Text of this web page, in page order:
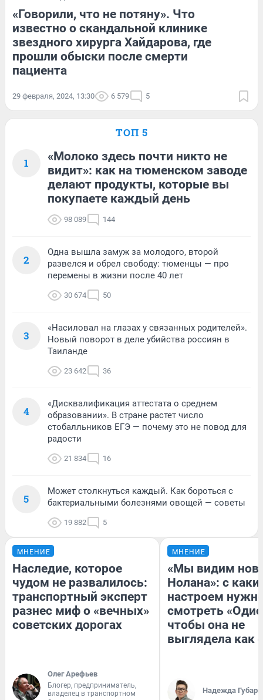
«Говорили, что не потяну». Что
известно о скандальной клинике
звездного хирурга Хайдарова, где
прошли обыски после смерти
пациента
29 февраля, 2024, 13:30 6 579 5
ТОП 5
1
«Молоко здесь почти никто не
видит»: как на тюменском заводе
делают продукты, которые вы
покупаете каждый день
98 089 144
2
Одна вышла замуж за молодого, второй
развелся и обрел свободу: тюменцы — про
перемены в жизни после 40 лет
30 674 50
3
«Насиловал на глазах у связанных родителей».
Новый поворот в деле убийства россиян в
Таиланде
23 642 36
4
«Дисквалификация аттестата о среднем
образовании». В стране растет число
стобалльников ЕГЭ — почему это не повод для
радости
21 834 16
5
Может столкнуться каждый. Как бороться с
бактериальными болезнями овощей — советы
19 882 5
МНЕНИЕ
Наследие, которое
чудом не развалилось:
транспортный эксперт
разнес миф о «вечных»
советских дорогах
Олег Арефьев
Блогер, предприниматель,
владелец в транспортном
МНЕНИЕ
«Мы видим
Нолана»: с
настроем
смотреть
чтобы она не
выглядела как
Надежда Губарь